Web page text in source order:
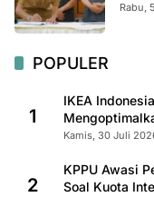
Rabu,
POPULER
1
IKEA
Kamis, 30 Juli
2
KPPU Awasi
Soal Kuota